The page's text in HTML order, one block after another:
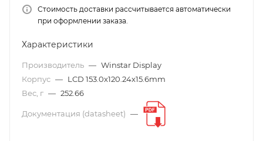
Стоимость доставки рассчитывается автоматически
при оформлении заказа.
Характеристики
Производитель — Winstar Display
Корпус — LCD 153.0x120.24x15.6mm
Вес, г — 252.66
Документация (datasheet) —